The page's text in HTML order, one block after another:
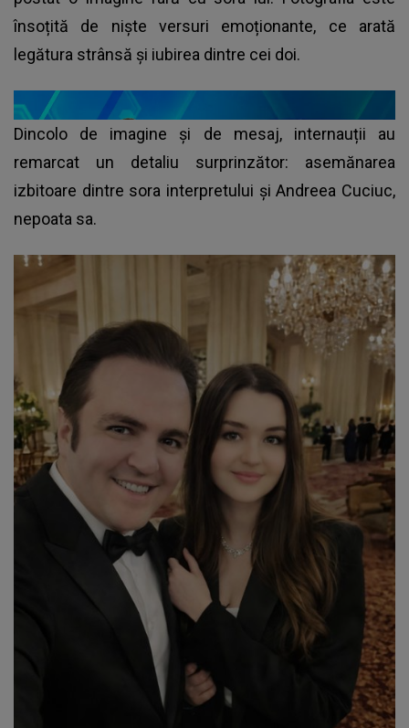
însoțită de niște versuri emoționante, ce arată
legătura strânsă și iubirea dintre cei doi.
Dincolo de imagine și de mesaj, internauții au
remarcat un detaliu surprinzător: asemănarea
izbitoare dintre sora interpretului și Andreea Cuciuc,
nepoata sa.